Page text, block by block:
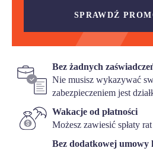
SPRAWDŹ
Bez żadnych
Nie musisz wykazywać
zabezpieczeniem jest
Wakacje od płatności
Możesz zawiesić spłaty
Bez dodatkowej umowy